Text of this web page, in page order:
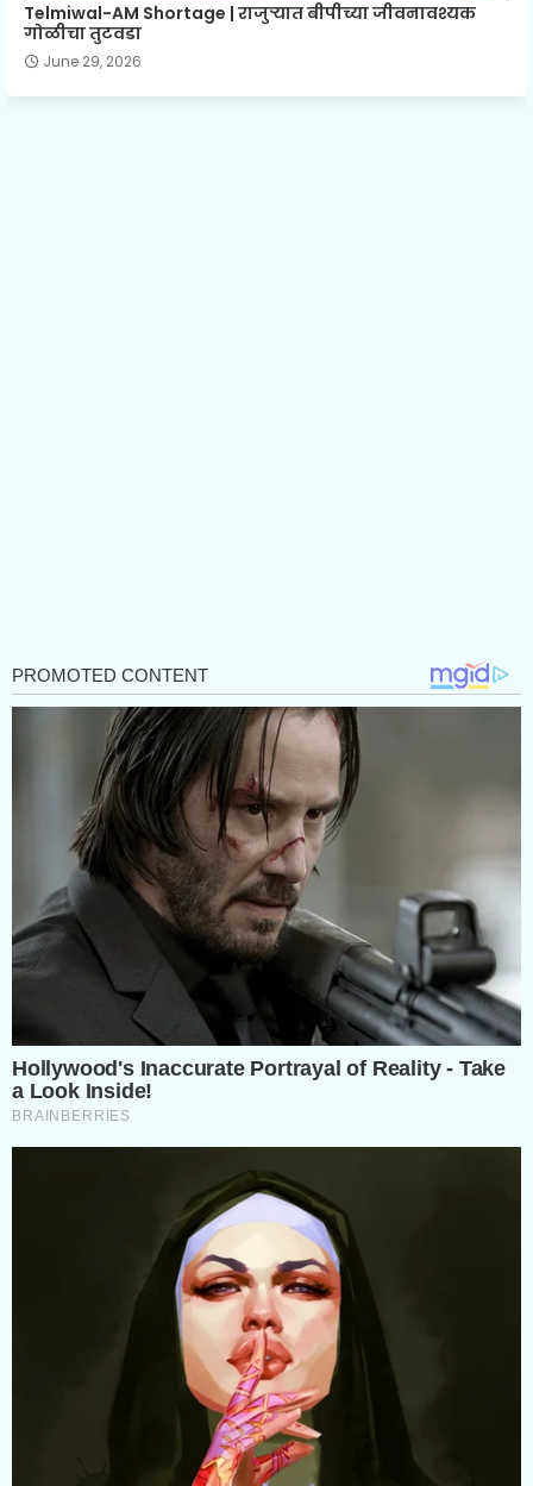
Telmiwal-AM Shortage | राजुऱ्यात बीपीच्या जीवनावश्यक
गोळीचा तुटवडा
June 29, 2026